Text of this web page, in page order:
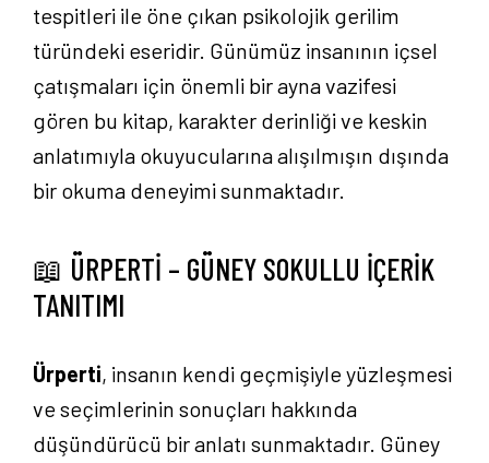
tespitleri ile öne çıkan psikolojik gerilim
türündeki eseridir. Günümüz insanının içsel
çatışmaları için önemli bir ayna vazifesi
gören bu kitap, karakter derinliği ve keskin
anlatımıyla okuyucularına alışılmışın dışında
bir okuma deneyimi sunmaktadır.
📖 ÜRPERTİ – GÜNEY SOKULLU İÇERİK
TANITIMI
Ürperti, insanın kendi geçmişiyle yüzleşmesi
ve seçimlerinin sonuçları hakkında
düşündürücü bir anlatı sunmaktadır. Güney